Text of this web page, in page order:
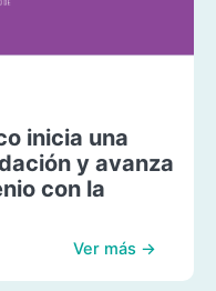
inicia una
y avanza
con la
Ver más →